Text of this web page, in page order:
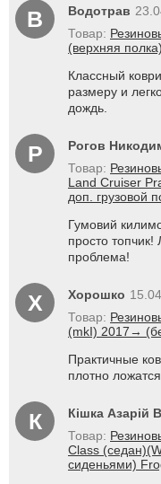
В Водотрав
Товар:
(верхняя
Классный
размеру и
дождь.
Р Рогов
Товар:
Land Cruiser
доп. грузовой
Гумовий
просто топчик!
проблема!
Х Хорошко
Товар:
(mkI) 2017→
Практичные
плотно
К Кішка Азарій
Товар:
Class
сиденьями)